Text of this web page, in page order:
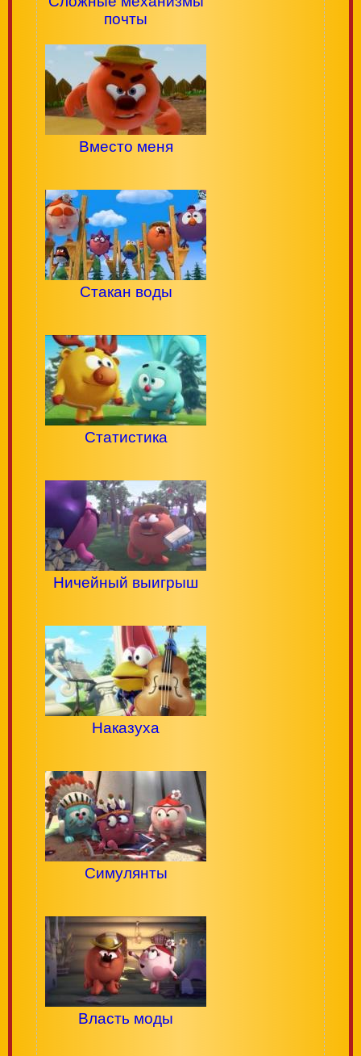
почты
Вместо меня
Стакан воды
Статистика
Ничейный выигрыш
Наказуха
Симулянты
Власть моды